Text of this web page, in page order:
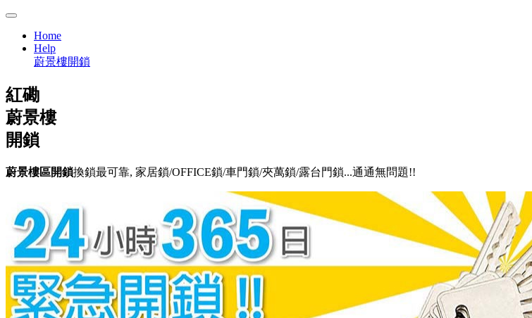
Home
Help
蔚景樓開鎖
紅磡
蔚景樓
開鎖
蔚景樓區開鎖換鎖最可靠, 家居鎖/OFFICE鎖/車門鎖/夾萬鎖/露台門鎖...通通無問題!!